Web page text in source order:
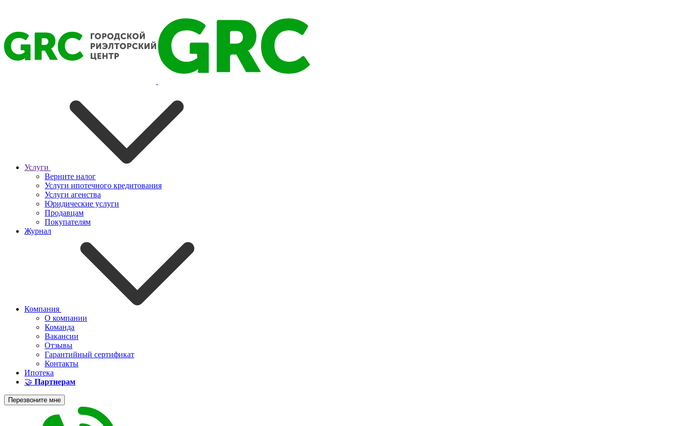
Услуги
Верните налог
Услуги ипотечного кредитования
Услуги агенства
Юридические услуги
Продавцам
Покупателям
Журнал
Компания
О компании
Команда
Вакансии
Отзывы
Гарантийный сертификат
Контакты
Ипотека
🤝 Партнерам
Перезвоните мне